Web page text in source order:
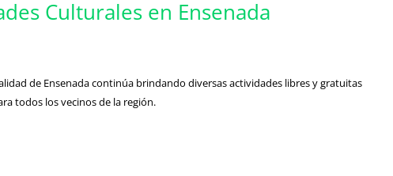
Culturales en Ensenada
de Ensenada continúa brindando diversas actividades libres y gratuitas
todos los vecinos de la región.